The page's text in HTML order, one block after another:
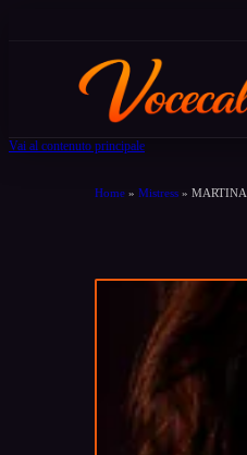
Vai al contenuto principale
Home » Mistress » MARTINA